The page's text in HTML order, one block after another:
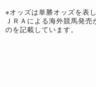
※オッズは単勝オッズを表
ＪＲＡによる海外競馬発
のを記載しています。